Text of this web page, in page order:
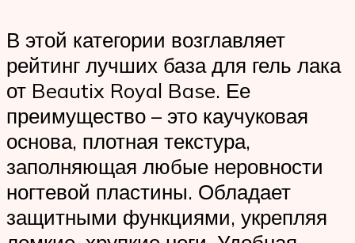
В этой категории возглавляет
рейтинг лучших база для гель лака
от Beautix Royal Base. Ее
преимущество – это каучуковая
основа, плотная текстура,
заполняющая любые неровности
ногтевой пластины. Обладает
защитными функциями, укрепляя